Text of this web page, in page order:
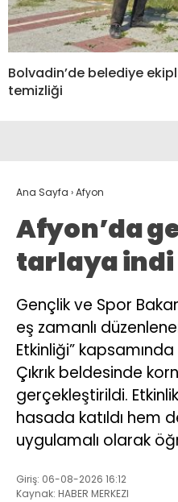
Bolvadin’de belediye
temizliği
Ana Sayfa ›Afyon
Afyon’da
tarlaya indi
Gençlik ve Spor
eş zamanlı
Etkinliği”
Çıkrık beldesinde
gerçekleştirildi.
hasada katıldı hem
uygulamalı olarak
Giriş: 06-08-2026 16:12
Kaynak: HABER MERKEZI